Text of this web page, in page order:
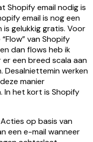
Shopify email nodig is
email is nog een
gelukkig gratis. Voor
van Shopify
dan flows heb ik
een breed scala aan
werken
manier
In het kort is Shopify
Acties op basis van
een e-mail wanneer